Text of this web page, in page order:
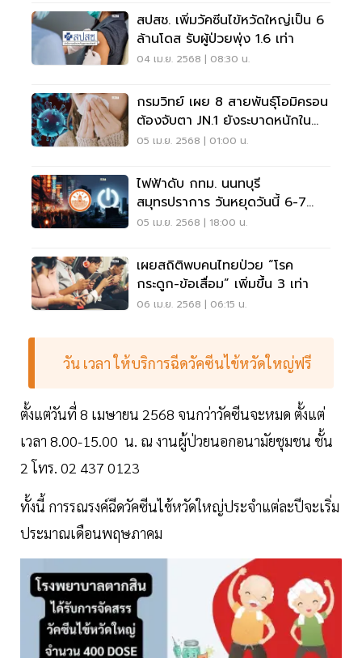
สปสช. เพิ่มวัคซีนไข้หวัดใหญ่เป็น 6
ล้านโดส รับผู้ป่วยพุ่ง 1.6 เท่า
04 เม.ย. 2568 | 08:30 น.
กรมวิทย์ เผย 8 สายพันธุ์โอมิครอน
ต้องจับตา JN.1 ยังระบาดหนักใน
ไทย
05 เม.ย. 2568 | 01:00 น.
ไฟฟ้าดับ กทม. นนทบุรี
สมุทรปราการ วันหยุดวันนี้ 6-7
เม.ย. 68
05 เม.ย. 2568 | 18:00 น.
เผยสถิติพบคนไทยป่วย “โรค
กระดูก-ข้อเสื่อม” เพิ่มขึ้น 3 เท่า
06 เม.ย. 2568 | 06:15 น.
วัน เวลา ให้บริการฉีดวัคซีนไข้หวัดใหญ่ฟรี
ตั้งแต่วันที่ 8 เมษายน 2568 จนกว่าวัคซีนจะหมด ตั้งแต่
เวลา 8.00-15.00 น. ณ งานผู้ป่วยนอกอนามัยชุมชน ชั้น
2 โทร. 02 437 0123
ทั้งนี้ การรณรงค์ฉีดวัคซีนไข้หวัดใหญ่ประจำแต่ละปีจะเริ่ม
ประมาณเดือนพฤษภาคม